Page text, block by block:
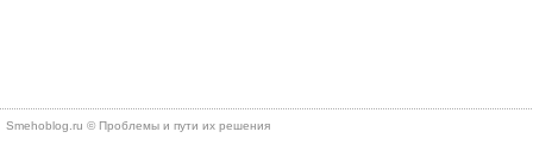
Smehoblog.ru © Проблемы и пути их решения